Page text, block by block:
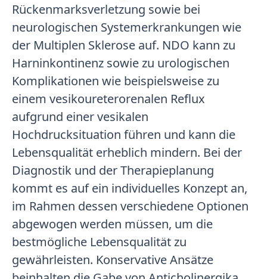
Rückenmarksverletzung sowie bei
neurologischen Systemerkrankungen wie
der Multiplen Sklerose auf. NDO kann zu
Harninkontinenz sowie zu urologischen
Komplikationen wie beispielsweise zu
einem vesikoureterorenalen Reflux
aufgrund einer vesikalen
Hochdrucksituation führen und kann die
Lebensqualität erheblich mindern. Bei der
Diagnostik und der Therapieplanung
kommt es auf ein individuelles Konzept an,
im Rahmen dessen verschiedene Optionen
abgewogen werden müssen, um die
bestmögliche Lebensqualität zu
gewährleisten. Konservative Ansätze